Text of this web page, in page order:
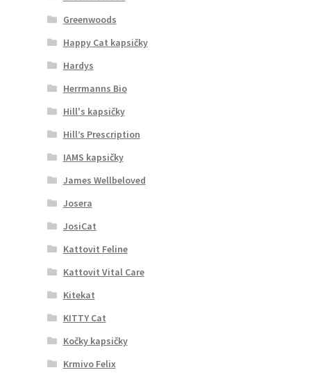
Greenwoods
Happy Cat kapsičky
Hardys
Herrmanns Bio
Hill's kapsičky
Hill’s Prescription
IAMS kapsičky
James Wellbeloved
Josera
JosiCat
Kattovit Feline
Kattovit Vital Care
Kitekat
KITTY Cat
Kočky kapsičky
Krmivo Felix